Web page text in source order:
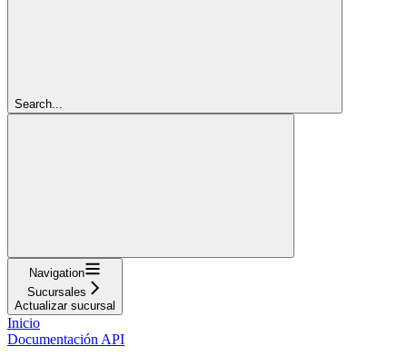
Search...
Navigation
Sucursales
Actualizar sucursal
Inicio
Documentación API